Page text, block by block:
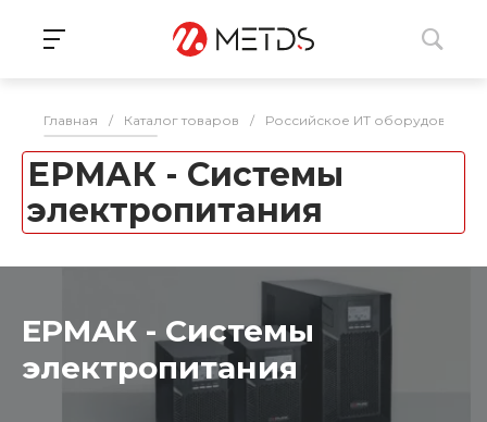
Главная / Каталог товаров / Российское ИТ оборудование
ЕРМАК - Системы
электропитания
ЕРМАК - Системы
электропитания